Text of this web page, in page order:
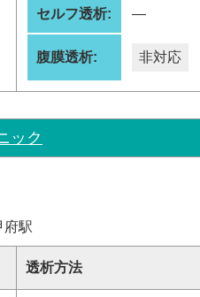
セルフ透析: ―
腹膜透析: 非対応
ック
府駅
透析方法